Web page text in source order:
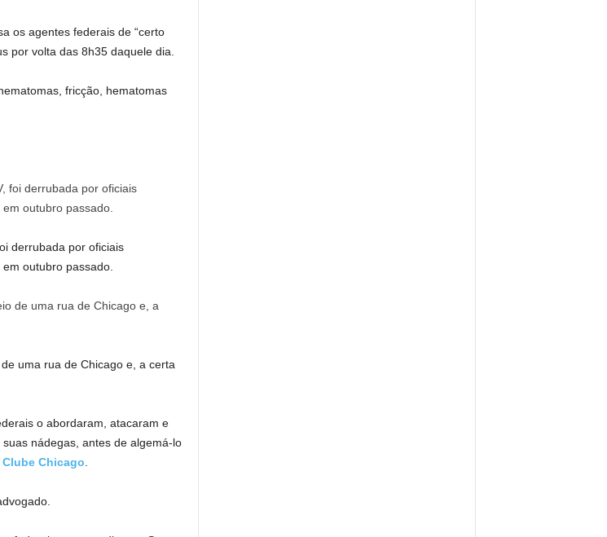
os agentes federais de “certo
por volta das 8h35 daquele dia.
fricção, hematomas
derrubada por oficiais
outubro passado.
uma rua de Chicago e, a certa
o abordaram, atacaram e
nádegas, antes de algemá-lo
Chicago